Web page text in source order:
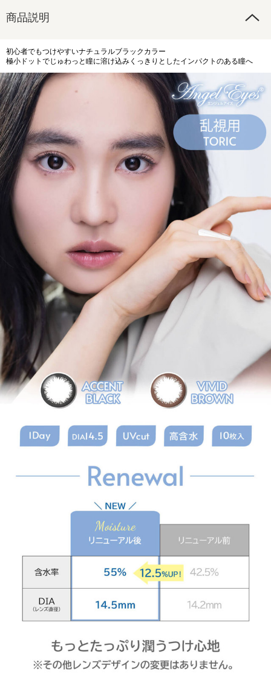
商品説明
初心者でもつけやすいナチュラルブラックカラー
極小ドットでじゅわっと瞳に溶け込みくっきりとしたインパクトのある瞳へ